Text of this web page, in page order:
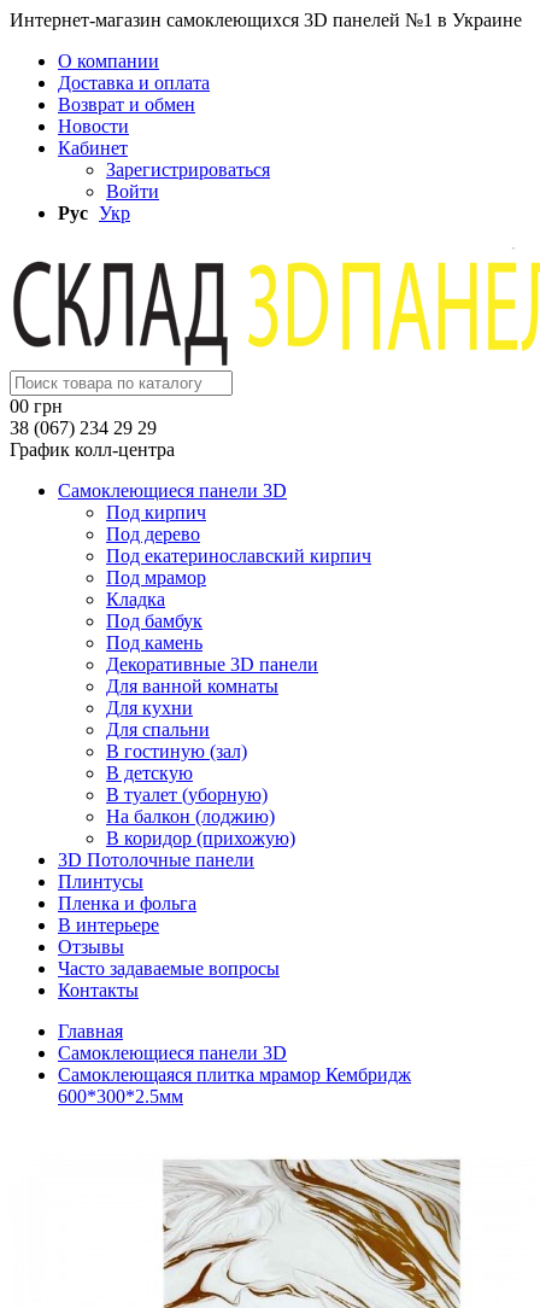
Интернет-магазин самоклеющихся 3D панелей №1 в Украине
О компании
Доставка и оплата
Возврат и обмен
Новости
Кабинет
Зарегистрироваться
Войти
Рус Укр
00 грн
38 (067) 234 29 29
График колл-центра
Самоклеющиеся панели 3D
Под кирпич
Под дерево
Под екатеринославский кирпич
Под мрамор
Кладка
Под бамбук
Под камень
Декоративные 3D панели
Для ванной комнаты
Для кухни
Для спальни
В гостиную (зал)
В детскую
В туалет (уборную)
На балкон (лоджию)
В коридор (прихожую)
3D Потолочные панели
Плинтусы
Пленка и фольга
В интерьере
Отзывы
Часто задаваемые вопросы
Контакты
Главная
Самоклеющиеся панели 3D
Самоклеющаяся плитка мрамор Кембридж
600*300*2.5мм